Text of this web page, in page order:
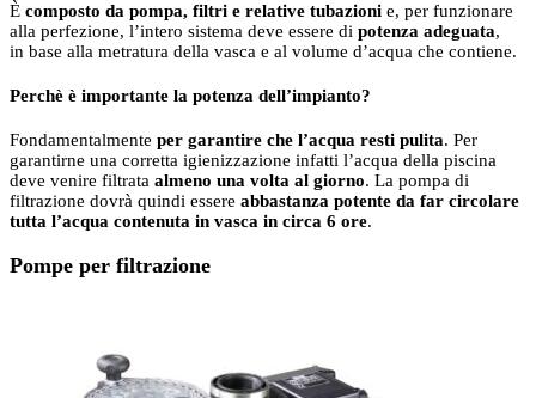
È composto da pompa, filtri e relative tubazioni e, per funzionare
alla perfezione, l’intero sistema deve essere di potenza adeguata,
in base alla metratura della vasca e al volume d’acqua che contiene.
Perchè è importante la potenza dell’impianto?
Fondamentalmente per garantire che l’acqua resti pulita. Per
garantirne una corretta igienizzazione infatti l’acqua della piscina
deve venire filtrata almeno una volta al giorno. La pompa di
filtrazione dovrà quindi essere abbastanza potente da far circolare
tutta l’acqua contenuta in vasca in circa 6 ore.
Pompe per filtrazione